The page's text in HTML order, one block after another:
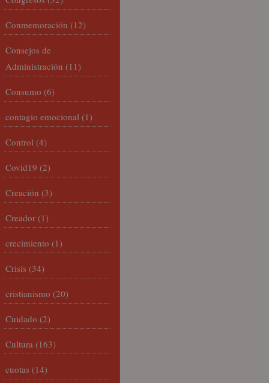
Conmemoración (12)
Consejos de
Administración (11)
Consumo (6)
contagio emocional (1)
Control (4)
Covid19 (2)
Creación (3)
Creador (1)
crecimiento (1)
Crisis (34)
cristianismo (20)
Cuidado (2)
Cultura (163)
cuotas (14)